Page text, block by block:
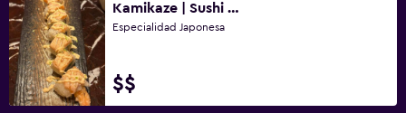
Kamikaze | Sushi and Drinks Sevilla
Especialidad Japonesa
$$